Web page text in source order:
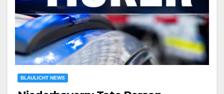
BLAULICHT NEWS